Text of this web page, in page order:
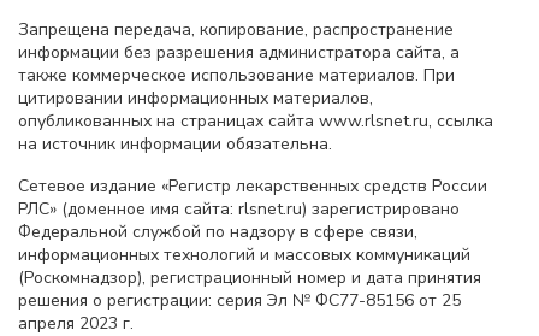
Запрещена передача, копирование, распространение
информации без разрешения администратора сайта, а
также коммерческое использование материалов. При
цитировании информационных материалов,
опубликованных на страницах сайта www.rlsnet.ru, ссылка
на источник информации обязательна.
Сетевое издание «Регистр лекарственных средств России
РЛС» (доменное имя сайта: rlsnet.ru) зарегистрировано
Федеральной службой по надзору в сфере связи,
информационных технологий и массовых коммуникаций
(Роскомнадзор), регистрационный номер и дата принятия
решения о регистрации: серия Эл № ФС77-85156 от 25
апреля 2023 г.